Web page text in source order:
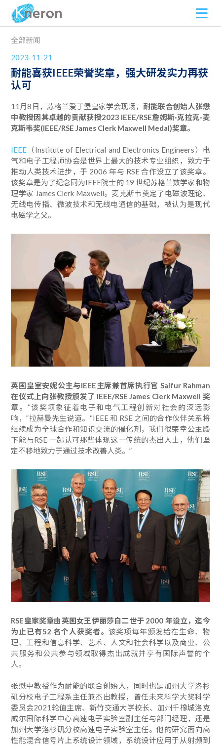
全部新闻
2023-11-21
耐能喜获IEEE荣誉奖章，强大研发实力再获
认可
11月8日，苏格兰爱丁堡皇家学会现场， 耐能联合创始人张懋
中教授因其卓越的贡献获授2023 IEEE/RSE詹姆斯·克拉克·麦
克斯韦奖(IEEE/RSE James Clerk Maxwell Medal)奖章。
IEEE （Institute of Electrical and Electronics Engineers）电
气和电子工程师协会是世界上最大的技术专业组织，致力于
推动人类技术进步，于 2006 年与 RSE 合作设立了该奖章。
该奖章是为了纪念同为IEEE院士的 19 世纪苏格兰数学家和物
理学家 James Clerk Maxwell。麦克斯韦奠定了电磁波理论、
无线电传播、微波技术和无线电通信的基础，被认为是现代
电磁学之父。
英国皇室安妮公主与IEEE主席兼首席执行官 Saifur Rahman
在仪式上向张教授颁发了 IEEE/RSE James Clerk Maxwell 奖
章。 “该奖项象征着电子和电气工程创新对社会的深远影
响，”拉赫曼先生说道。“IEEE 和 RSE 之间的合作伙伴关系将
继续成为全球合作和知识交流的催化剂，我们很荣幸公主殿
下能与RSE 一起认可那些体现这一传统的杰出人士，他们坚
定不移地致力于通过技术改善人类。”
RSE皇家奖章由英国女王伊丽莎白二世于 2000 年设立，迄今
为止已有52 名个人获奖者。 该奖项每年颁发给在生命、物
理、工程和信息科学、艺术、人文和社会科学以及商业、公
共服务和公共参与领域取得杰出成就并享有国际声誉的个
人。
张懋中教授作为耐能的联合创始人，同时也是加州大学洛杉
矶分校电子工程系主任兼杰出教授，曾任未来科学大奖科学
委员会2021轮值主席、新竹交通大学校长、加州千橡城洛克
威尔国际科学中心高速电子实验室副主任与部门经理，还是
加州大学洛杉矶分校高速电子实验室主任。他的研究面向高
性能混合信号片上系统设计领域，系统设计应用于从射频到